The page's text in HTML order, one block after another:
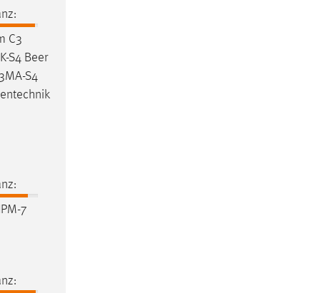
C3
S4 Beer
S4
7